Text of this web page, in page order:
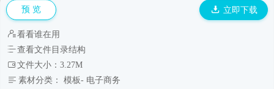
预 览 立即下载
看看谁在用
查看文件目录结构
文件大小：3.27M
素材分类： 模板- 电子商务